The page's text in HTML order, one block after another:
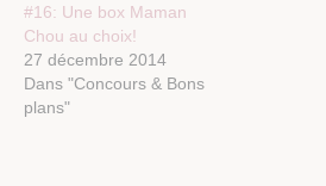
#16: Une box Maman
Chou au choix!
27 décembre 2014
Dans "Concours & Bons
plans"